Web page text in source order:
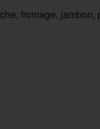
fromage, jambon,